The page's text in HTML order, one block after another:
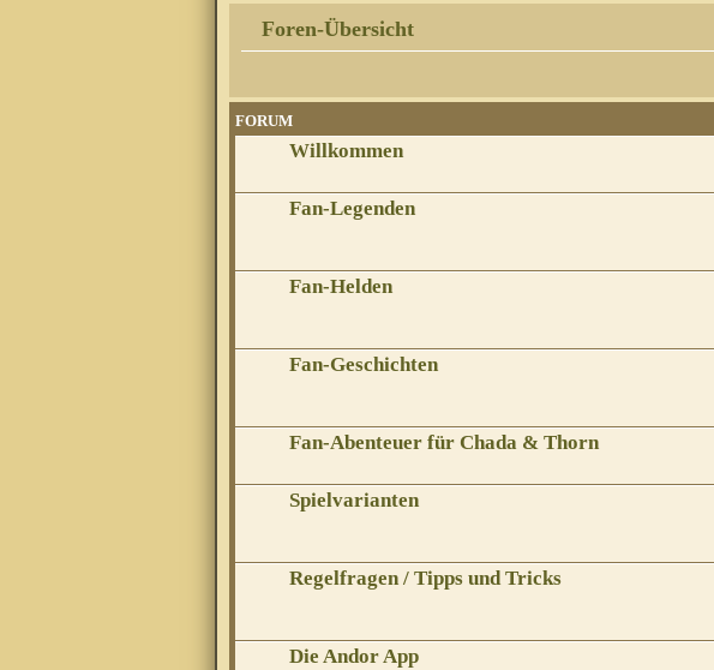
Foren-Übersicht
FORUM
Willkommen
Fan-Legenden
Fan-Helden
Fan-Geschichten
Fan-Abenteuer für Chada & Thorn
Spielvarianten
Regelfragen / Tipps und Tricks
Die Andor App